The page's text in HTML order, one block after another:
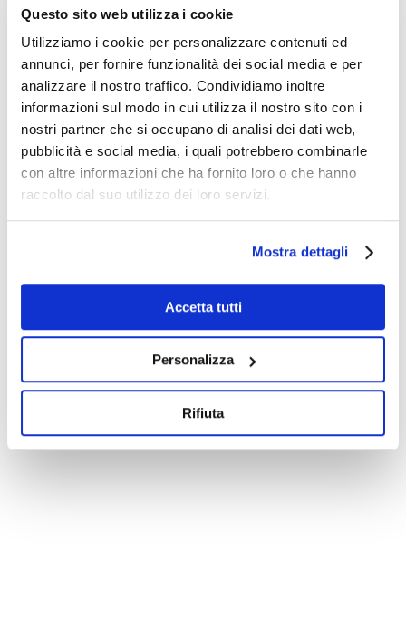
Questo sito web utilizza i cookie
Utilizziamo i cookie per personalizzare contenuti ed
annunci, per fornire funzionalità dei social media e per
analizzare il nostro traffico. Condividiamo inoltre
informazioni sul modo in cui utilizza il nostro sito con i
nostri partner che si occupano di analisi dei dati web,
pubblicità e social media, i quali potrebbero combinarle
con altre informazioni che ha fornito loro o che hanno
raccolto dal suo utilizzo dei loro servizi.
Mostra dettagli
Accetta tutti
Personalizza
Rifiuta
Link utili
Informativa Cookie
Informativa Privacy
Mappa sito
Telefono